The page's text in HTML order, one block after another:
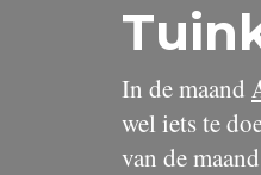
In de maand
wel iets te
van de